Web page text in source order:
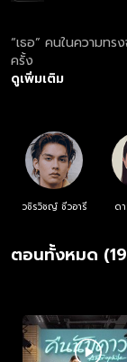
“เธอ” คนในความทร
ครั้ง
ดูเพิ่มเติม
วชิรวิชญ์ ชีวอารี ด
ตอนทั้งหมด